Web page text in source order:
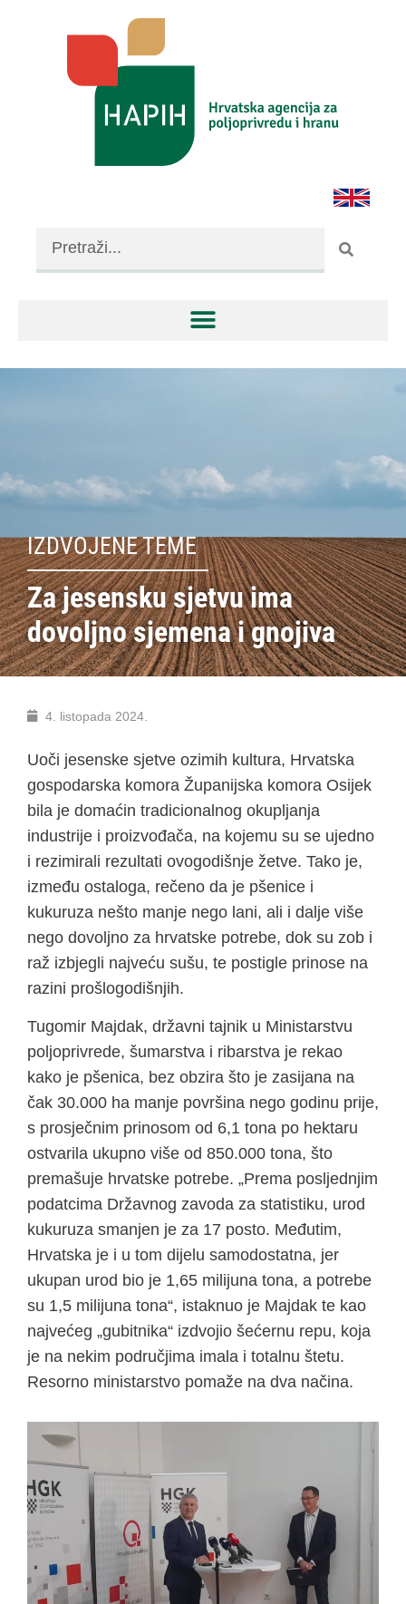
IZDVOJENE TEME
Za jesensku sjetvu ima
dovoljno sjemena i gnojiva
4. listopada 2024.
Uoči jesenske sjetve ozimih kultura, Hrvatska
gospodarska komora Županijska komora Osijek
bila je domaćin tradicionalnog okupljanja
industrije i proizvođača, na kojemu su se ujedno
i rezimirali rezultati ovogodišnje žetve. Tako je,
između ostaloga, rečeno da je pšenice i
kukuruza nešto manje nego lani, ali i dalje više
nego dovoljno za hrvatske potrebe, dok su zob i
raž izbjegli najveću sušu, te postigle prinose na
razini prošlogodišnjih.
Tugomir Majdak, državni tajnik u Ministarstvu
poljoprivrede, šumarstva i ribarstva je rekao
kako je pšenica, bez obzira što je zasijana na
čak 30.000 ha manje površina nego godinu prije,
s prosječnim prinosom od 6,1 tona po hektaru
ostvarila ukupno više od 850.000 tona, što
premašuje hrvatske potrebe. „Prema posljednjim
podatcima Državnog zavoda za statistiku, urod
kukuruza smanjen je za 17 posto. Međutim,
Hrvatska je i u tom dijelu samodostatna, jer
ukupan urod bio je 1,65 milijuna tona, a potrebe
su 1,5 milijuna tona“, istaknuo je Majdak te kao
najvećeg „gubitnika“ izdvojio šećernu repu, koja
je na nekim područjima imala i totalnu štetu.
Resorno ministarstvo pomaže na dva načina.